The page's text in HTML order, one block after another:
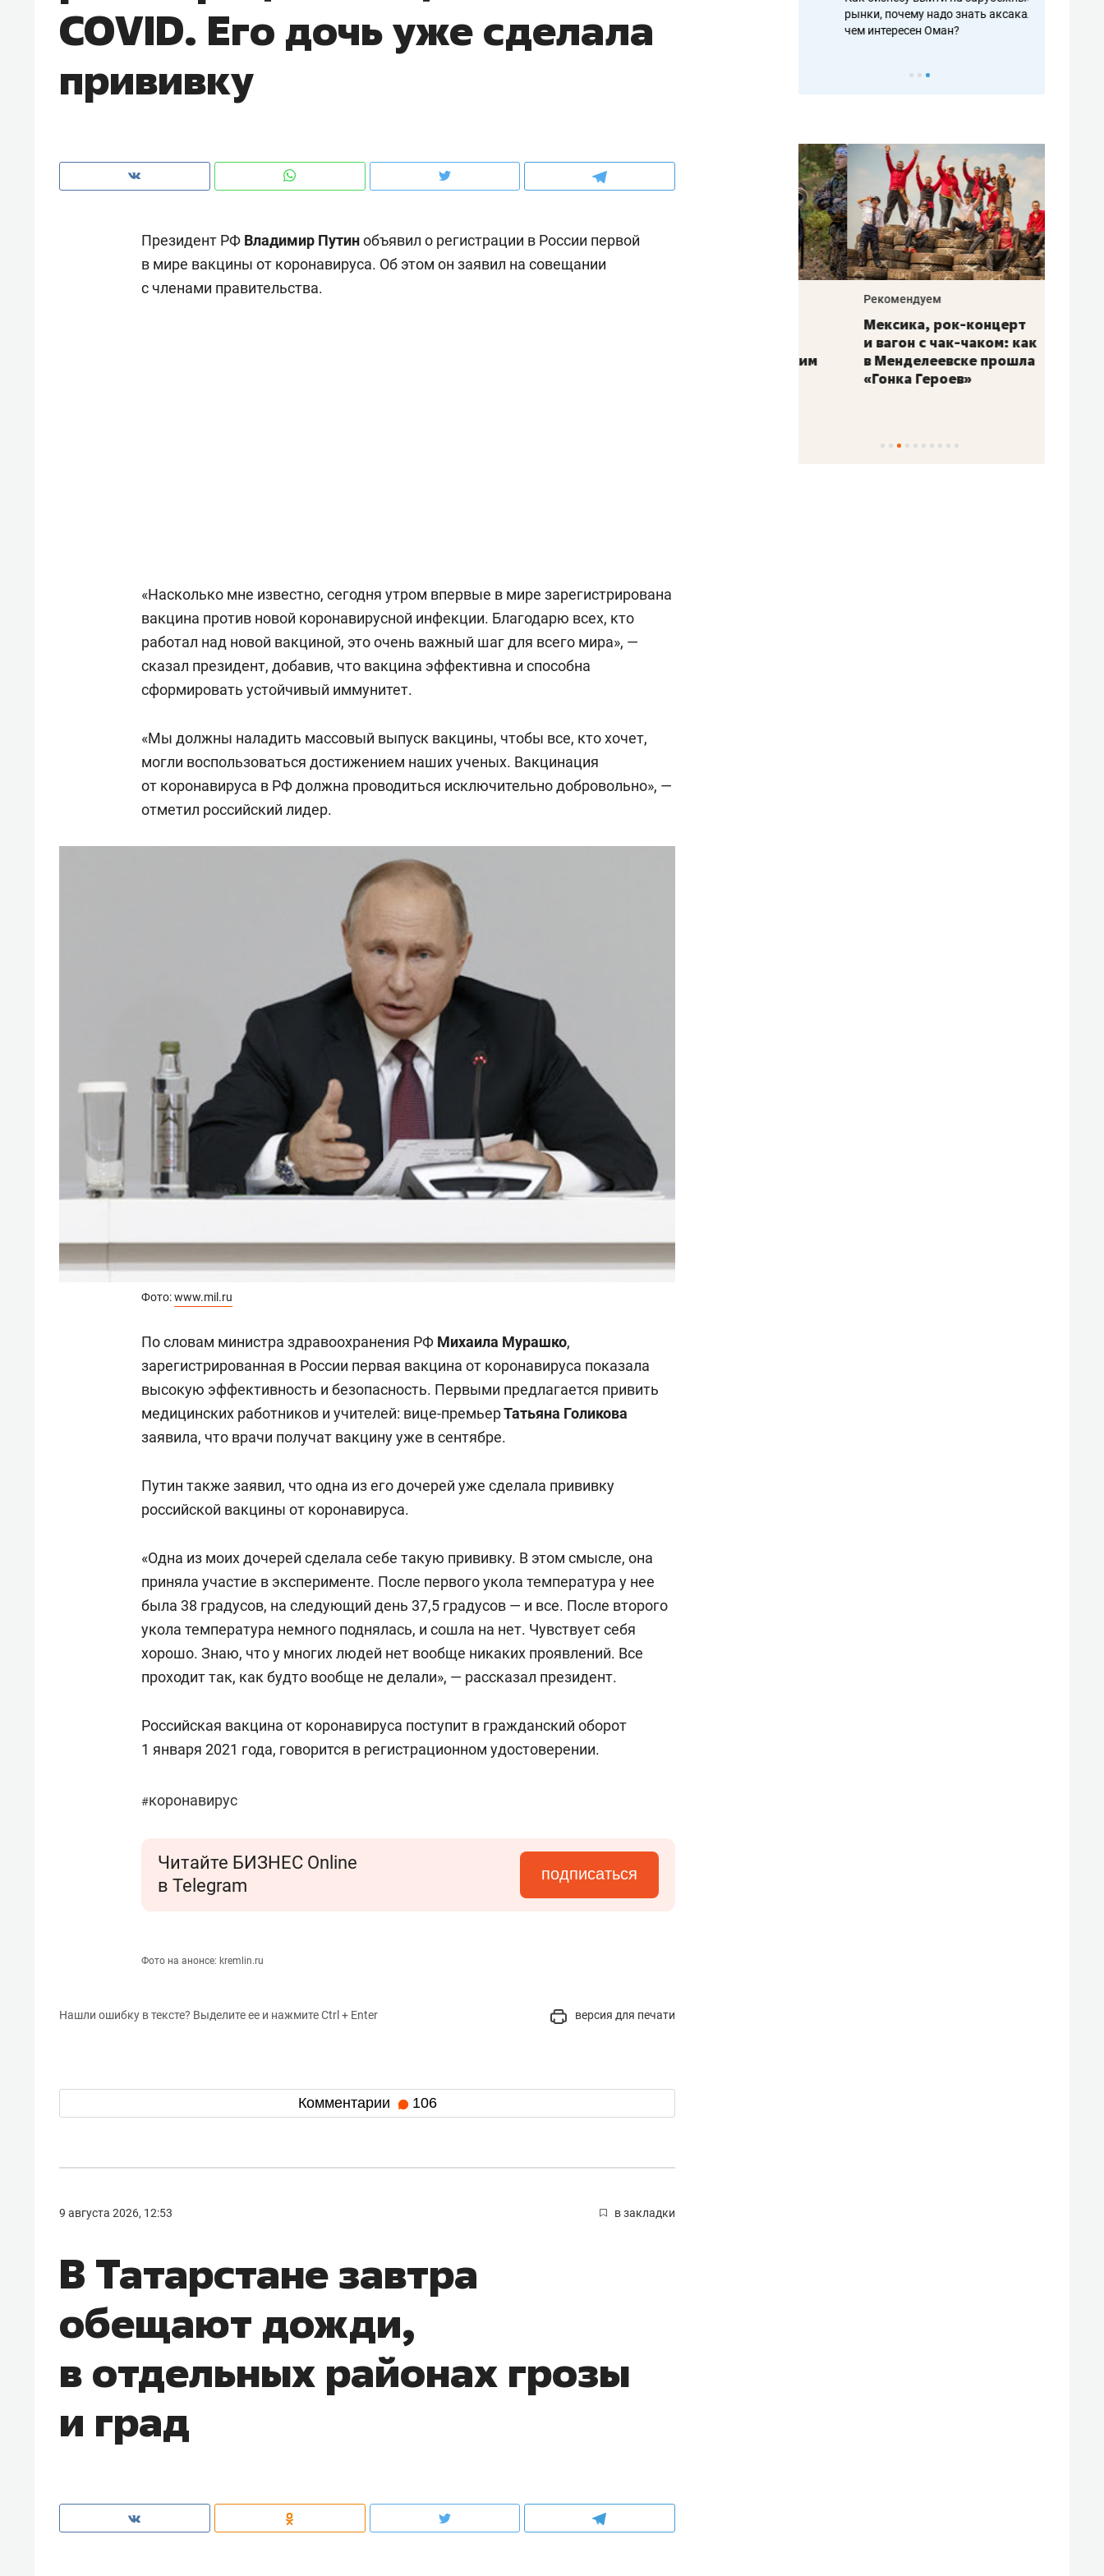
COVID. Его дочь уже сделала
прививку
Президент РФ Владимир Путинобъявил о регистрации в России первой
в мире вакцины от коронавируса. Об этом он заявил на совещании
с членами правительства.
«Насколько мне известно, сегодня утром впервые в мире зарегистрирована
вакцина против новой коронавирусной инфекции. Благодарю всех, кто
работал над новой вакциной, это очень важный шаг для всего мира», —
сказал президент, добавив, что вакцина эффективна и способна
сформировать устойчивый иммунитет.
«Мы должны наладить массовый выпуск вакцины, чтобы все, кто хочет,
могли воспользоваться достижением наших ученых. Вакцинация
от коронавируса в РФ должна проводиться исключительно добровольно», —
отметил российский лидер.
Фото:www.mil.ru
По словам министра здравоохранения РФ Михаила Мурашко,
зарегистрированная в России первая вакцина от коронавируса показала
высокую эффективность и безопасность. Первыми предлагается привить
медицинских работников и учителей: вице-премьерТатьяна Голикова
заявила, что врачи получат вакцину уже в сентябре.
Путин также заявил, что одна из его дочерей уже сделала прививку
российской вакцины от коронавируса.
«Одна из моих дочерей сделала себе такую прививку. В этом смысле, она
приняла участие в эксперименте. После первого укола температура у нее
была 38 градусов, на следующий день 37,5 градусов — и все. После второго
укола температура немного поднялась, и сошла на нет. Чувствует себя
хорошо. Знаю, что у многих людей нет вообще никаких проявлений. Все
проходит так, как будто вообще не делали», — рассказал президент.
Российская вакцина от коронавируса поступит в гражданский оборот
1 января 2021 года, говорится в регистрационном удостоверении.
#коронавирус
Читайте БИЗНЕС Online
в Telegram
подписаться
Фото на анонсе: kremlin.ru
Нашли ошибку в тексте? Выделите ее и нажмите Ctrl + Enter версия для печати
Комментарии 106
9 августа 2026, 12:53 в закладки
В Татарстане завтра
обещают дожди,
в отдельных районах грозы
и град
рынки, почему надо знать аксакалов и
чем интересен Оман?
клиентах и чудных запросах мастеров налогах и развитии без кредитов
рынки, почему надо знать аксакалов и
чем интересен Оман?
Рекомендуем
Мексика, рок-концерт
и вагон с чак-чаком: как
в Менделеевске прошла
«Гонка Героев»